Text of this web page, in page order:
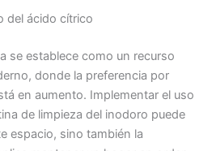
del ácido cítrico
se establece como un recurso
donde la preferencia por
en aumento. Implementar el uso
de limpieza del inodoro puede
espacio, sino también la